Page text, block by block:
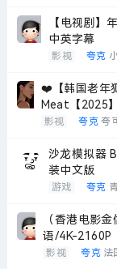
【电视剧】
中英字幕
影视 夸克
❤️【韩国老年
Meat【2025
影视 夸克 夸
沙龙模拟器
装中文版
游戏 夸克
（香港电影
语/4K-2160P
影视 夸克 法